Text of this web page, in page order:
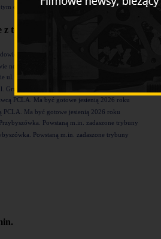
dziecko trafiły do szpitala
tego działu
nowego komisariatu Policji w Rzeszowie [ZDJĘCIA]
Grunwaldzkiej [ZDJĘCIA]
PCLA. Ma być gotowe jesienią 2026 roku
Powstaną m.in. zadaszone trybuny